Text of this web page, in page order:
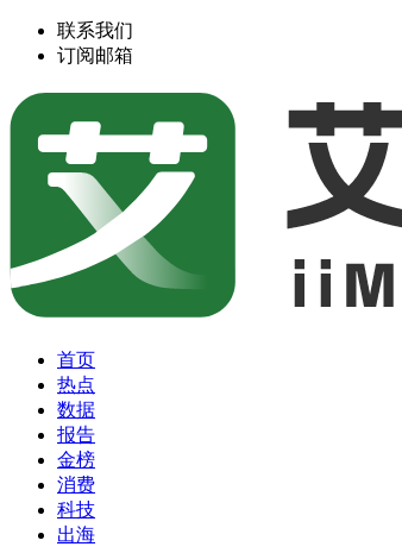
联系我们
订阅邮箱
首页
热点
数据
报告
金榜
消费
科技
出海